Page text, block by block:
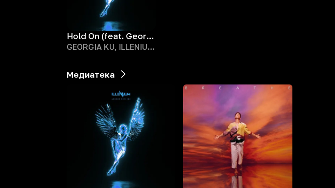
Hold On (feat. Georgia Ku)
GEORGIA KU, ILLENIUM, Midnight Kids
Медиатека